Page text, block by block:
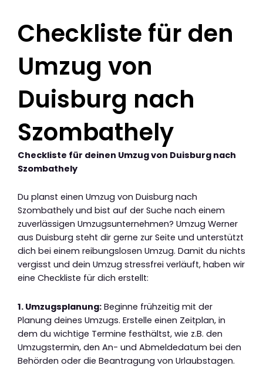
Checkliste für den
Umzug von
Duisburg nach
Szombathely
Checkliste für deinen Umzug von Duisburg nach
Szombathely
Du planst einen Umzug von Duisburg nach
Szombathely und bist auf der Suche nach einem
zuverlässigen Umzugsunternehmen? Umzug Werner
aus Duisburg steht dir gerne zur Seite und unterstützt
dich bei einem reibungslosen Umzug. Damit du nichts
vergisst und dein Umzug stressfrei verläuft, haben wir
eine Checkliste für dich erstellt:
1. Umzugsplanung: Beginne frühzeitig mit der
Planung deines Umzugs. Erstelle einen Zeitplan, in
dem du wichtige Termine festhältst, wie z.B. den
Umzugstermin, den An- und Abmeldedatum bei den
Behörden oder die Beantragung von Urlaubstagen.